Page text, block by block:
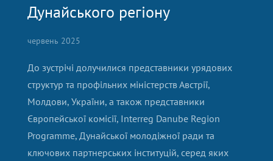
Дунайського регіону
червень 2025
До зустрічі долучилися представники урядових
структур та профільних міністерств Австрії,
Молдови, України, а також представники
Європейської комісії, Interreg Danube Region
Programme, Дунайської молодіжної ради та
ключових партнерських інституцій, серед яких